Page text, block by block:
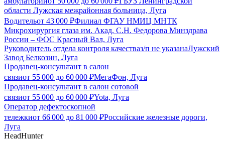
области Лужская межрайонная больница, Луга
Водительот 43 000 ₽Филиал ФГАУ НМИЦ МНТК
Микрохирургия глаза им. Акад. С.Н. Федорова Минздрава
России – ФОС Красный Вал, Луга
Руководитель отдела контроля качестваз/п не указанаЛужский
Завод Белкозин, Луга
Продавец-консультант в салон
связиот 55 000 до 60 000 ₽МегаФон, Луга
Продавец-консультант в салон сотовой
связиот 55 000 до 60 000 ₽Yota, Луга
Оператор дефектоскопной
тележкиот 66 000 до 81 000 ₽Российские железные дороги,
Луга
HeadHunter